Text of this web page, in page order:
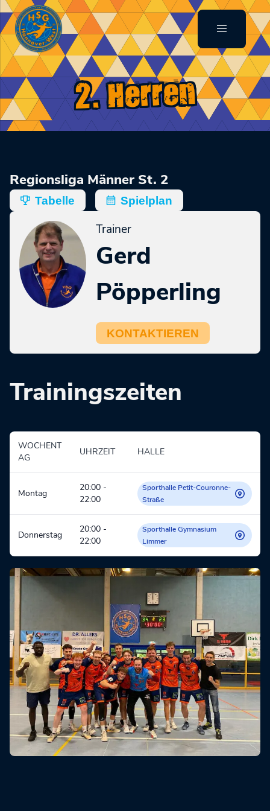
2. Herren
Regionsliga Männer St. 2
Tabelle Spielplan
Trainer
Gerd
Pöpperling
KONTAKTIEREN
Trainingszeiten
Montag
20:00 -
22:00
Sporthalle Petit-Couronne-
Straße
Donnerstag
20:00 -
22:00
Sporthalle Gymnasium
Limmer
WOCHENT
AG
UHRZEIT HALLE